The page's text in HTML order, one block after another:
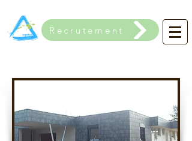
Recrutement